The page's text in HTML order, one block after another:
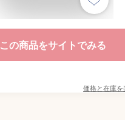
この商品をサイトでみる
価格と在庫を